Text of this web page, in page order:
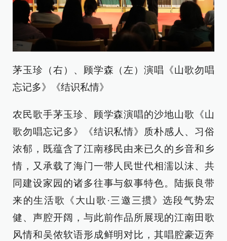
茅玉珍（右）、顾学森（左）演唱《山歌勿唱
忘记多》《结识私情》
农民歌手茅玉珍、顾学森演唱的沙地山歌《山
歌勿唱忘记多》《结识私情》质朴感人、习俗
浓郁，既蕴含了江南移民由来已久的乡音和乡
情，又承载了海门一带人民世代相濡以沫、共
同建设家园的诸多往事与叙事特色。陆振良带
来的生活歌《大山歌·三邀三掼》选段气势宏
健、声腔开阔，与此前作品所展现的江南田歌
风情和吴侬软语形成鲜明对比，其唱腔豪迈奔